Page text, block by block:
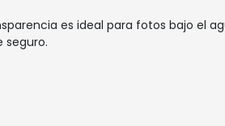
es ideal para fotos bajo el
seguro.